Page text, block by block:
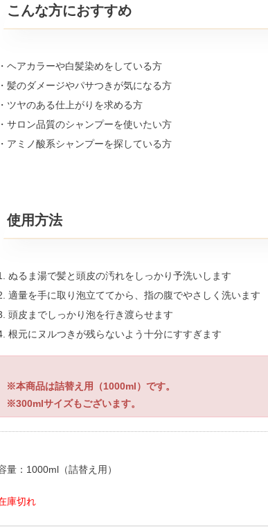
こんな方におすすめ
・ヘアカラーや白髪染めをしている方
・髪のダメージやパサつきが気になる方
・ツヤのある仕上がりを求める方
・サロン品質のシャンプーを使いたい方
・アミノ酸系シャンプーを探している方
使用方法
ぬるま湯で髪と頭皮の汚れをしっかり予洗いします
適量を手に取り泡立ててから、指の腹でやさしく洗います
頭皮までしっかり泡を行き渡らせます
根元にヌルつきが残らないよう十分にすすぎます
※本商品は詰替え用（1000ml）です。
※300mlサイズもございます。
量：1000ml（詰替え用）
庫切れ